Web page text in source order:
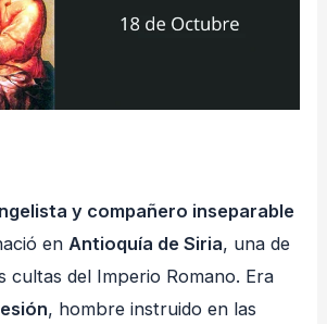
y compañero inseparable
en Antioquía de Siria, una de
cultas del Imperio Romano. Era
, hombre instruido en las